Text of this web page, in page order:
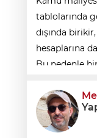
tablolarında
dışında
hesaplarına
Bu nedenle
borç stok